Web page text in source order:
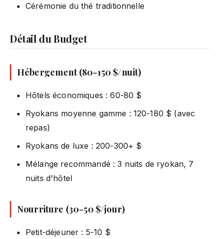
Cérémonie du thé traditionnelle
Détail du Budget
Hébergement (80-150 $/nuit)
Hôtels économiques : 60-80 $
Ryokans moyenne gamme : 120-180 $ (avec
repas)
Ryokans de luxe : 200-300+ $
Mélange recommandé : 3 nuits de ryokan, 7
nuits d'hôtel
Nourriture (30-50 $/jour)
Petit-déjeuner : 5-10 $